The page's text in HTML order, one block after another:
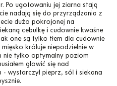
Po ugotowaniu jej ziarna stają
nadają się do przyrządzania z
dużo pokrojonej na
cebulkę i cudownie kwaśne
one są tylko tłem dla cudownie
króluje niepodzielnie w
nie tylko optymalny poziom
głowić się nad
wystarczył pieprz, sól i siekana